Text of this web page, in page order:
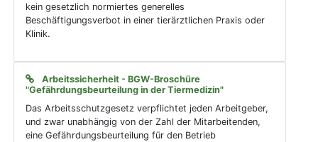
kein gesetzlich normiertes generelles
Beschäftigungsverbot in einer tierärztlichen Praxis oder
Klinik.
Arbeitssicherheit - BGW-Broschüre
"Gefährdungsbeurteilung in der Tiermedizin"
Das Arbeitsschutzgesetz verpflichtet jeden Arbeitgeber,
und zwar unabhängig von der Zahl der Mitarbeitenden,
eine Gefährdungsbeurteilung für den Betrieb